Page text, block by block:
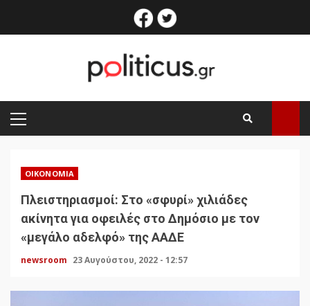
facebook
PRIMARY
MENU
ΟΙΚΟΝΟΜΊΑ
Πλειστηριασμοί: Στο «σφυρί» χιλιάδες
ακίνητα για οφειλές στο Δημόσιο με τον
«μεγάλο αδελφό» της ΑΑΔΕ
newsroom 23 Αυγούστου, 2022 - 12:57